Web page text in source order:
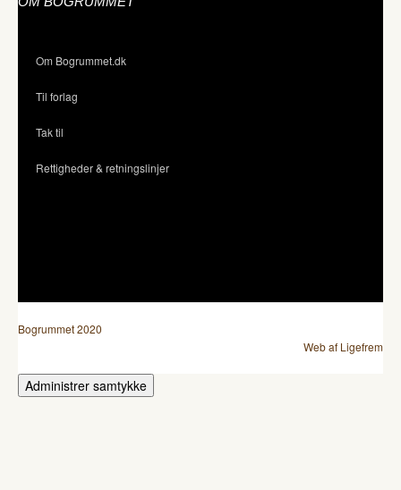
Om Bogrummet.dk
Til forlag
Tak til
Rettigheder & retningslinjer
Bogrummet 2020
Web af Ligefrem
Administrer samtykke